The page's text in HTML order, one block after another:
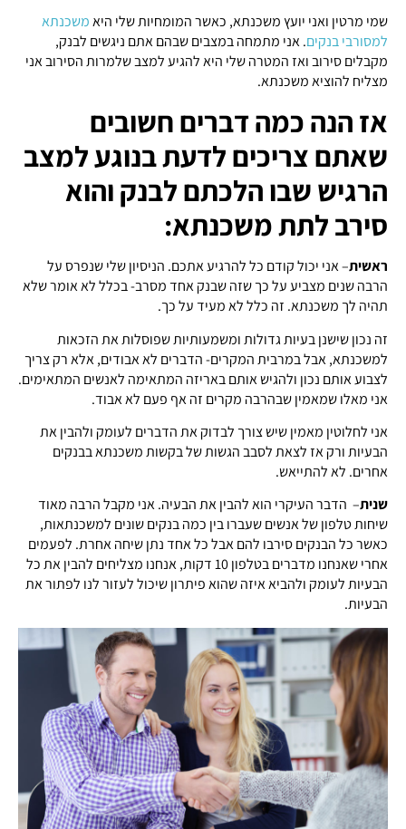
שמי מרטין ואני יועץ משכנתא, כאשר המומחיות שלי היאמשכנתא
למסורבי בנקים. אני מתמחה במצבים שבהם אתם ניגשים לבנק,
מקבלים סירוב ואז המטרה שלי היא להגיע למצב שלמרות הסירוב אני
מצליח להוציא משכנתא.
אז הנה כמה דברים חשובים
שאתם צריכים לדעת בנוגע למצב
הרגיש שבו הלכתם לבנק והוא
סירב לתת משכנתא:
ראשית– אני יכול קודם כל להרגיע אתכם. הניסיון שלי שנפרס על
הרבה שנים מצביע על כך שזה שבנק אחד מסרב- בכלל לא אומר שלא
תהיה לך משכנתא. זה כלל לא מעיד על כך.
זה נכון שישנן בעיות גדולות ומשמעותיות שפוסלות את הזכאות
למשכנתא, אבל במרבית המקרים- הדברים לא אבודים, אלא רק צריך
לצבוע אותם נכון ולהגיש אותם באריזה המתאימה לאנשים המתאימים.
אני מאלו שמאמין שבהרבה מקרים זה אף פעם לא אבוד.
אני לחלוטין מאמין שיש צורך לבדוק את הדברים לעומק ולהבין את
הבעיות ורק אז לצאת לסבב הגשות של בקשות משכנתא בבנקים
אחרים. לא להתייאש.
שנית– הדבר העיקרי הוא להבין את הבעיה. אני מקבל הרבה מאוד
שיחות טלפון של אנשים שעברו בין כמה בנקים שונים למשכנתאות,
כאשר כל הבנקים סירבו להם אבל כל אחד נתן שיחה אחרת. לפעמים
אחרי שאנחנו מדברים בטלפון 10 דקות, אנחנו מצליחים להבין את כל
הבעיות לעומק ולהביא איזה שהוא פיתרון שיכול לעזור לנו לפתור את
הבעיות.